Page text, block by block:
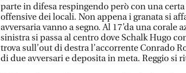
parte in difesa respingendo però con una
offensive dei locali. Non appena i granata si
avversaria vanno a segno. Al 17’da una corale
sinistra si passa al centro dove Schalk Hugo
trova sull’out di destra l’accorrente Conrado
di due avversari e deposita in meta. Reggio si